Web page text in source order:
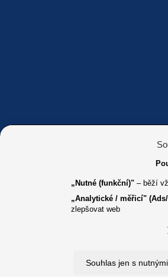
„Nutné (funkční)" – běží
„Analytické / měřicí"
zlepšovat web
Souhlas jen s nutnými